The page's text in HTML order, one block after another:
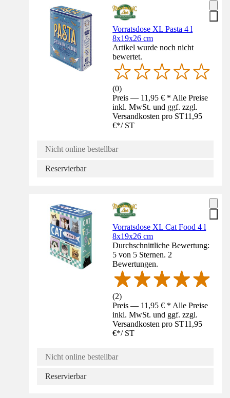
Vorratsdose XL Pasta 4 l
8x19x26 cm
Artikel wurde noch nicht
bewertet.
(0)
Preis — 11,95 € * Alle Preise
inkl. MwSt. und ggf. zzgl.
Versandkosten pro ST11,95
€*/ ST
Nicht online bestellbar
Reservierbar
Vorratsdose XL Cat Food 4 l
8x19x26 cm
Durchschnittliche Bewertung:
5 von 5 Sternen. 2
Bewertungen.
(2)
Preis — 11,95 € * Alle Preise
inkl. MwSt. und ggf. zzgl.
Versandkosten pro ST11,95
€*/ ST
Nicht online bestellbar
Reservierbar